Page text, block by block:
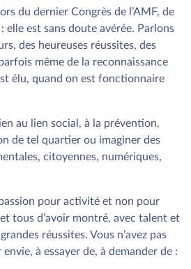
du dernier Congrès de l’AMF, de
elle est sans doute avérée. Parlons
des heureuses réussites, des
même de la reconnaissance
élu, quand on est fonctionnaire
au lien social, à la prévention,
de tel quartier ou imaginer des
citoyennes, numériques,
pour activité et non pour
tous d’avoir montré, avec talent et
réussites. Vous n’avez pas
à essayer de, à demander de :